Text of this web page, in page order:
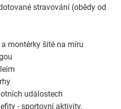
stravování (obědy od
montérky šité na míru
událostech
- sportovní aktivity,